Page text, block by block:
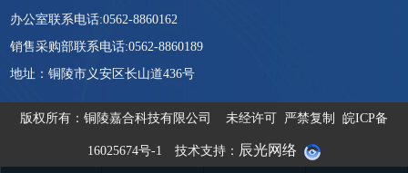
办公室联系电话:0562-8860162
销售采购部联系电话:0562-8860189
地址：铜陵市义安区长山道436号
版权所有：铜陵嘉合科技有限公司 未经许可 严禁复制 皖ICP备
16025674号-1 技术支持： 辰光网络